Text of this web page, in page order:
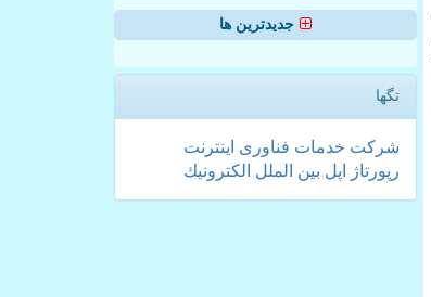
جدیدترین ها
تگها
شركت خدمات فناوری اینترنت
رپورتاژ
اپل بین الملل الكترونیك